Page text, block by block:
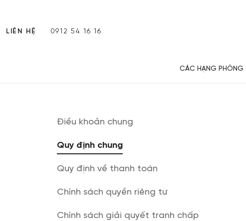
LIÊN HỆ 0912 54 16 16
CÁC HẠNG PHÒNG
Điều khoản chung
Quy định chung
Quy định về thanh toán
Chính sách quyền riêng tư
Chính sách giải quyết tranh chấp